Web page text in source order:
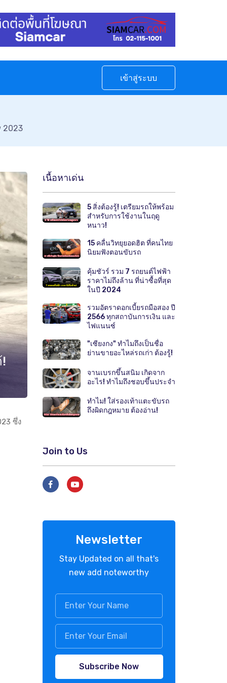
เข้าสู่ระบบ
2023
ซึ่ง
เนื้อหาเด่น
5 สิ่งต้องรู้! เตรียมรถให้พร้อม
สำหรับการใช้งานในฤดู
หนาว!
15 คลื่นวิทยุยอดฮิต ที่คนไทย
นิยมฟังตอนขับรถ
คุ้มชัวร์ รวม 7 รถยนต์ไฟฟ้า
ราคาไม่ถึงล้าน ที่น่าซื้อที่สุด
ในปี 2024
รวมอัตราดอกเบี้ยรถมือสอง ปี
2566 ทุกสถาบันการเงิน และ
ไฟแนนซ์
"เซียงกง" ทำไมถึงเป็นชื่อ
ย่านขายอะไหล่รถเก่า ต้องรู้!
จานเบรกขึ้นสนิม เกิดจาก
อะไร! ทำไมถึงชอบขึ้นประจำ
ทำไม! ใส่รองเท้าแตะขับรถ
ถึงผิดกฎหมาย ต้องอ่าน!
Join to Us
Newsletter
Stay Updated on all that's
new add noteworthy
Subscribe Now